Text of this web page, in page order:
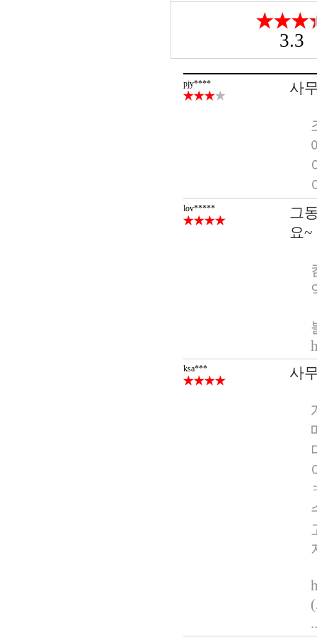
3.3
pjy**** 사
lov*****
그
요~
ksa*** 사